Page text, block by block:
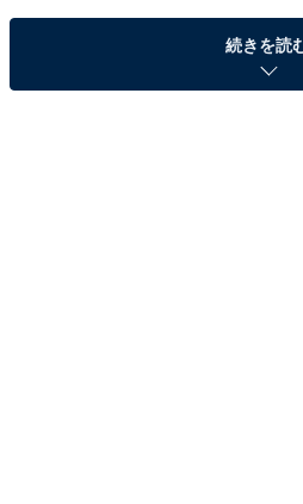
この記事の執筆者：
いもの部
続きを読